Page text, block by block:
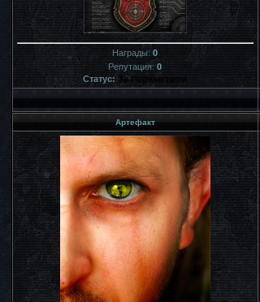
Награды:0
Репутация:0
Статус:За Периметром
Артефакт